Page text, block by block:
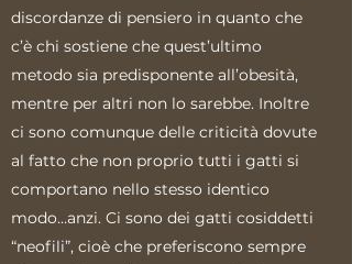
discordanze di pensiero in quanto che
c’è chi sostiene che quest’ultimo
metodo sia predisponente all’obesità,
mentre per altri non lo sarebbe. Inoltre
ci sono comunque delle criticità dovute
al fatto che non proprio tutti i gatti si
comportano nello stesso identico
modo…anzi. Ci sono dei gatti cosiddetti
“neofili”, cioè che preferiscono sempre